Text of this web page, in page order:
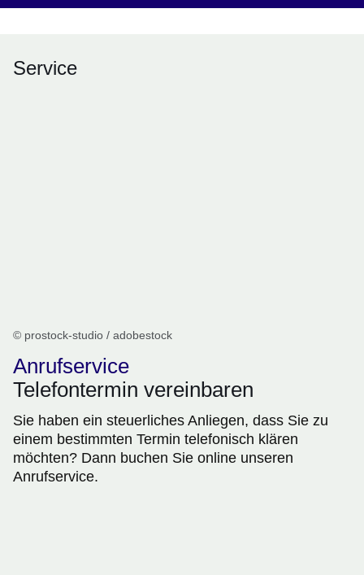
Service
© prostock-studio / adobestock
Anrufservice
Telefontermin vereinbaren
Sie haben ein steuerliches Anliegen, dass Sie zu
einem bestimmten Termin telefonisch klären
möchten? Dann buchen Sie online unseren
Anrufservice.